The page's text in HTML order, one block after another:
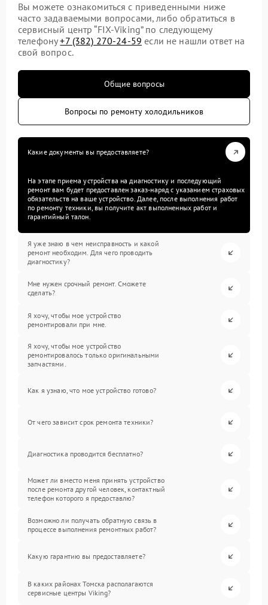
Вы можете ознакомиться с приведенными ниже
часто задаваемыми вопросами, либо обратиться в
сервисный центр “FIX-Viking” по следующему
телефону+7 (382) 270-24-59 если не нашли ответ на
свой вопрос.
Общие вопросы
Вопросы по ремонту холодильников
Какие документы вы предоставляете?
На этапе приема устройства на диагностику и последующий
ремонт вам будет предоставлен заказ-наряд с указанием страховых
обязательств на ваше устройство. Далее, после выполнения работ
по ремонту техники, вы получите акт выполненных работ и
гарантийный талон.
Я уже знаю в чем неисправность и какой
ремонт необходим. Для чего проводить
диагностику?
Мне нужен срочный ремонт. Сможете
сделать?
Я хочу, чтобы мое устройство
ремонтировали при мне.
Я хочу, чтобы мое устройство
ремонтировалось только оригинальными
запчастями.
Как я узнаю, что мое устройство готово?
От чего зависит срок ремонта техники?
Диагностика проводится бесплатно?
Может ли вместо меня принять устройство
после ремонта другой человек, контактный
телефон которого я предоставлю?
Возможно ли получать обратную связь в
процессе выполнения ремонтных работ?
Какую гарантию вы предоставляете?
В каких районах Томска располагаются
сервисные центры Viking?